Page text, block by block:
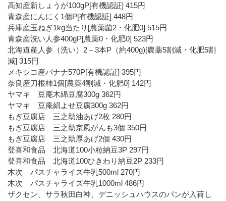
高知産新しょうが100gP[有機認証] 415円
青森産にんにく1個P[有機認証] 448円
兵庫産玉ねぎ1kg当たり[農薬菌2・化肥0] 515円
青森産洗い人参400gP[農薬0・化肥0] 523円
北海道産人参（洗い）2－3本P（約400g)[農薬5割減・化肥5割
減] 315円
メキシコ産バナナ570P[有機認証] 395円
奈良産刀根柿1個[農薬4割減・化肥0] 142円
ヤマキ 豆庵木綿豆腐300g 362円
ヤマキ 豆庵絹よせ豆腐300g 362円
もぎ豆腐店 三之助油あげ2枚 280円
もぎ豆腐店 三之助京風がんも3個 350円
もぎ豆腐店 三之助厚あげ2個 430円
登喜和食品 北海道100小粒納豆3P 297円
登喜和食品 北海道100ひきわり納豆2P 233円
木次 パスチャライズ牛乳500ml 270円
木次 パスチャライズ牛乳1000ml 486円
ザクセン、サラ秋田白神、デニッシュハウスのパンが入荷し